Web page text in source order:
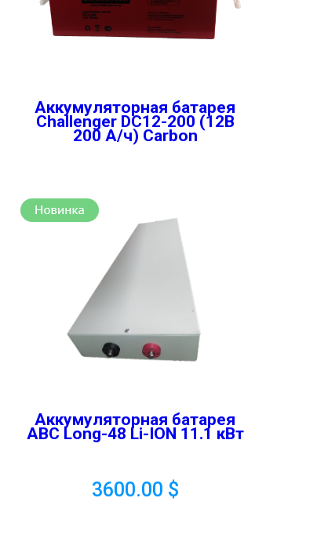
Аккумуляторная батарея
Challenger DC12-200 (12В
200 А/ч) Carbon
Аккумуляторная батарея
ABC Long-48 Li-ION 11.1 кВт
3600.00 $